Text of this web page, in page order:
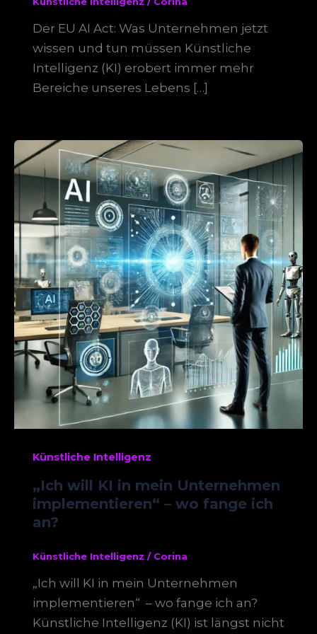
Der EU AI Act: Was Unternehmen jetzt
wissen und tun müssen Künstliche
Intelligenz (KI) erobert immer mehr
Bereiche unseres Lebens […]
Künstliche Intelligenz
„Ich will KI in mein Unternehmen
implementieren“ – wo fange ich
an?
Künstliche Intelligenz / Corina
„Ich will KI in mein Unternehmen
implementieren“ – wo fange ich an?
Künstliche Intelligenz (KI) ist längst nicht